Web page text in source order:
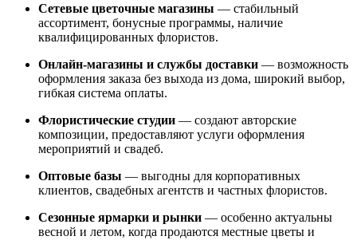
Сетевые цветочные магазины — стабильный
ассортимент, бонусные программы, наличие
квалифицированных флористов.
Онлайн-магазины и службы доставки — возможность
оформления заказа без выхода из дома, широкий выбор,
гибкая система оплаты.
Флористические студии — создают авторские
композиции, предоставляют услуги оформления
мероприятий и свадеб.
Оптовые базы — выгодны для корпоративных
клиентов, свадебных агентств и частных флористов.
Сезонные ярмарки и рынки — особенно актуальны
весной и летом, когда продаются местные цветы и